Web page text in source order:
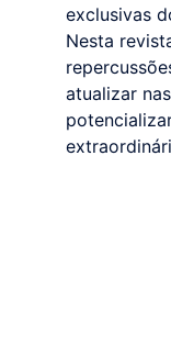
exclusivas
Nesta
atualizar